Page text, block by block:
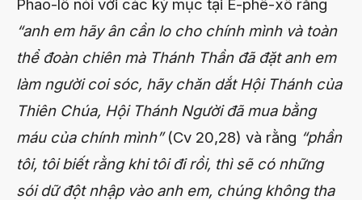
Phao-lô nói với các kỳ mục tại Ê-phê-xô rằng
“anh em hãy ân cần lo cho chính mình và toàn
thể đoàn chiên mà Thánh Thần đã đặt anh em
làm người coi sóc, hãy chăn dắt Hội Thánh của
Thiên Chúa, Hội Thánh Người đã mua bằng
máu của chính mình”(Cv 20,28) và rằng “phần
tôi, tôi biết rằng khi tôi đi rồi, thì sẽ có những
sói dữ đột nhập vào anh em, chúng không tha